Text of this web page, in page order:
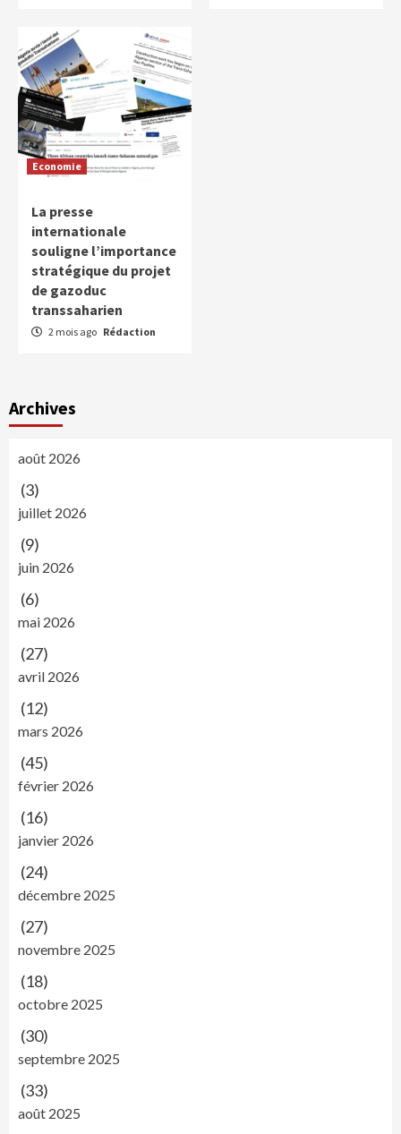
Economie
La presse
internationale
souligne l’importance
stratégique du projet
de gazoduc
transsaharien
2 mois ago Rédaction
Archives
août 2026
(3)
juillet 2026
(9)
juin 2026
(6)
mai 2026
(27)
avril 2026
(12)
mars 2026
(45)
février 2026
(16)
janvier 2026
(24)
décembre 2025
(27)
novembre 2025
(18)
octobre 2025
(30)
septembre 2025
(33)
août 2025